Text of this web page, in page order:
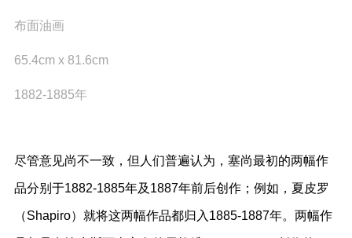
布面油画
65.4cm x 81.6cm
1882-1885年
尽管意见尚不一致，但人们普遍认为，塞尚最初的两幅作
品分别于1882-1885年及1887年前后创作；例如，夏皮罗
（Shapiro）就将这两幅作品都归入1885-1887年。两幅作